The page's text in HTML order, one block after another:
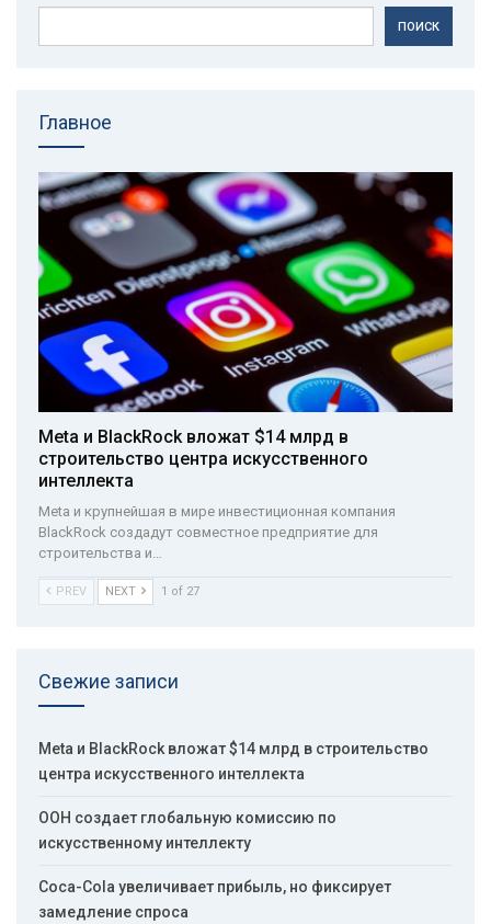
ПОИСК
Главное
Meta и BlackRock вложат $14 млрд в
строительство центра искусственного
интеллекта
Meta и крупнейшая в мире инвестиционная компания
BlackRock создадут совместное предприятие для
строительства и…
PREV NEXT 1 of 27
Свежие записи
Meta и BlackRock вложат $14 млрд в строительство
центра искусственного интеллекта
ООН создает глобальную комиссию по
искусственному интеллекту
Coca-Cola увеличивает прибыль, но фиксирует
замедление спроса